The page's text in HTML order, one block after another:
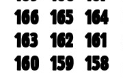
166 165 164
163 162 161
160 159 158